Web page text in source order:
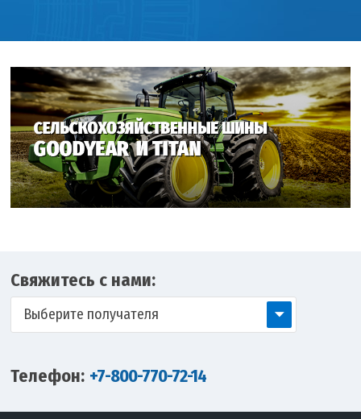
Свяжитесь с нами:
Выберите получателя
Телефон: +7-800-770-72-14